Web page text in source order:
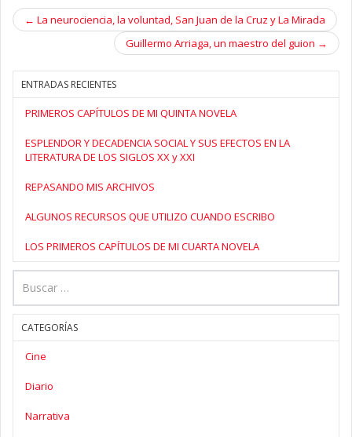
Post navigation
← La neurociencia, la voluntad, San Juan de la Cruz y La Mirada
Guillermo Arriaga, un maestro del guion →
ENTRADAS RECIENTES
PRIMEROS CAPÍTULOS DE MI QUINTA NOVELA
ESPLENDOR Y DECADENCIA SOCIAL Y SUS EFECTOS EN LA
LITERATURA DE LOS SIGLOS XX y XXI
REPASANDO MIS ARCHIVOS
ALGUNOS RECURSOS QUE UTILIZO CUANDO ESCRIBO
LOS PRIMEROS CAPÍTULOS DE MI CUARTA NOVELA
CATEGORÍAS
Cine
Diario
Narrativa